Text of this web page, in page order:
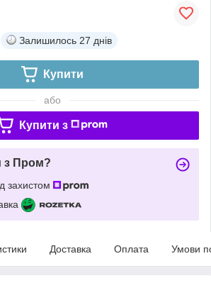
Залишилось 27 днів
Купити
або
Купити з
з Пром?
захистом
Доставка Оплата Умови